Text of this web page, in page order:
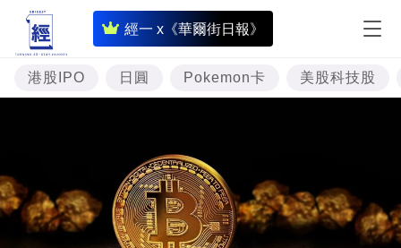
經一 x《華爾街日報》
即
時
財
經
投
資
港股IPO 日圓 Pokemon卡 美股科技股